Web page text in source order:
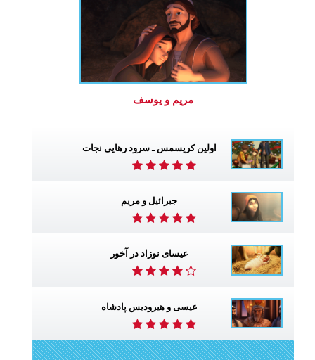
مریم و یوسف
اولین کریسمس ـ سرود رهایی نجات
جبرائیل و مریم
عیسای نوزاد در آخور
عیسی و هیرودیس پادشاه